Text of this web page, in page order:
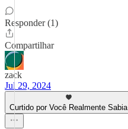
Responder (1)
Compartilhar
zack
Jul 29, 2024
Curtido por Você Realmente Sabia